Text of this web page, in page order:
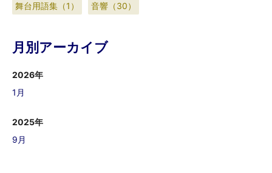
舞台用語集（1） 音響（30）
月別アーカイブ
2026年
1月
2025年
9月